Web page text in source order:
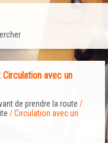
avec un
de prendre la route /
/ Circulation avec un